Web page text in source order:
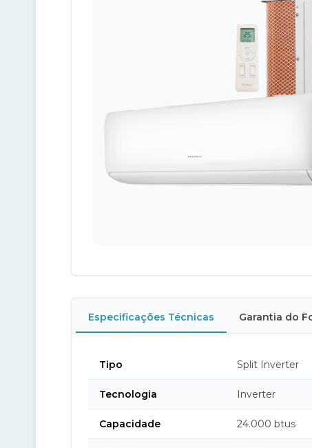
Especificações Técnicas Garantia do
Tipo Split Inverter
Tecnologia Inverter
Capacidade 24.000 btus